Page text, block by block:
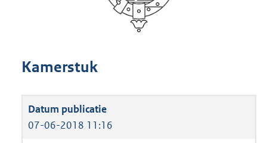
Kamerstuk
07-06-2018 11:16